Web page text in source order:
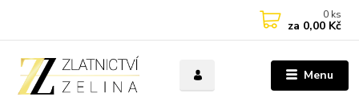
Menu
0 ks
za 0,00 Kč